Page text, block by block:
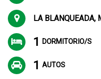
LA BLANQUEADA,
1 DORMITORIO/S
1 AUTOS